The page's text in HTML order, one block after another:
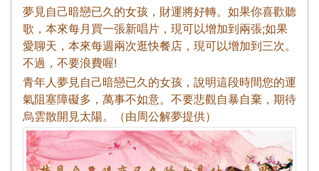
夢見自己暗戀已久的女孩，財運將好轉。如果你喜歡聽
歌，本來每月買一張新唱片，現可以增加到兩張;如果
愛聊天，本來每週兩次逛快餐店，現可以增加到三次。
不過，不要浪費喔!
青年人夢見自己暗戀已久的女孩，說明這段時間您的運
氣阻塞障礙多，萬事不如意。不要悲觀自暴自棄，期待
烏雲散開見太陽。（由周公解夢提供）